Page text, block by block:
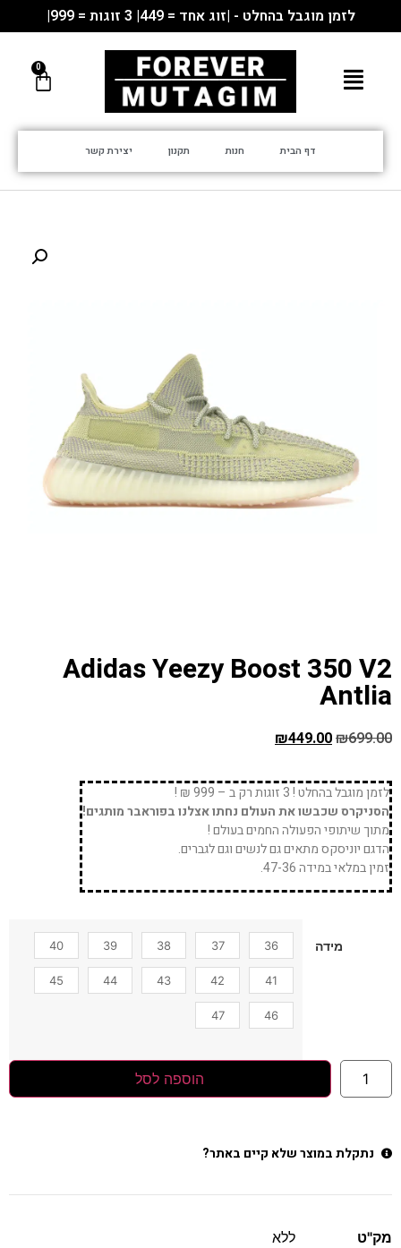
לזמן מוגבל בהחלט - |זוג אחד = 449| 3 זוגות = 999|
דף הבית חנות תקנון יצירת קשר
Adidas Yeezy Boost 350 V2
Antlia
₪699.00
₪449.00
לזמן מוגבל בהחלט ! 3 זוגות רק ב – 999 ₪ !
הסניקרס שכבשו את העולם נחתו אצלנו בפוראבר מותגים!
מתוך שיתופי הפעולה החמים בעולם !
הדגם יוניסקס מתאים גם לנשים וגם לגברים.
זמין במלאי במידה 47-36.
מידה 36
37
38
39
40
41
42
43
44
45
46
47
הוספה לסל
נתקלת במוצר שלא קיים באתר?
מק"ט
ללא